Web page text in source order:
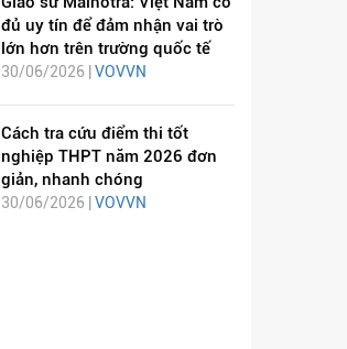
đủ uy tín để đảm nhận vai trò
lớn hơn trên trường quốc tế
30/06/2026 | VOVVN
Cách tra cứu điểm thi tốt
nghiệp THPT năm 2026 đơn
giản, nhanh chóng
30/06/2026 | VOVVN